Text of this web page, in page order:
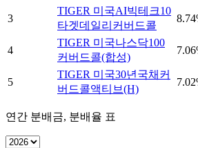
3
TIGER 미국AI빅테크10
타겟데일리커버드콜
4
TIGER 미국나스닥100
커버드콜(합성)
5
TIGER 미국30년국채커
버드콜액티브(H)
연간 분배금, 분배율 표